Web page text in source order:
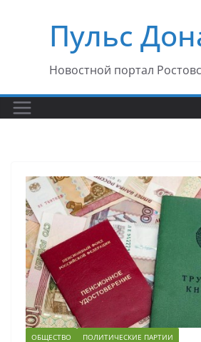
содержимомуПульс
Новостной портал
ОБЩЕСТВО ПОЛИТИЧЕСКИЕ ПАРТИИ